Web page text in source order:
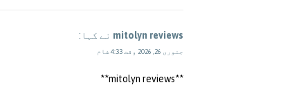
mitolyn reviews نے کہا:
جنوری 26, 2026 وقت 4:33 شام
**mitolyn reviews**